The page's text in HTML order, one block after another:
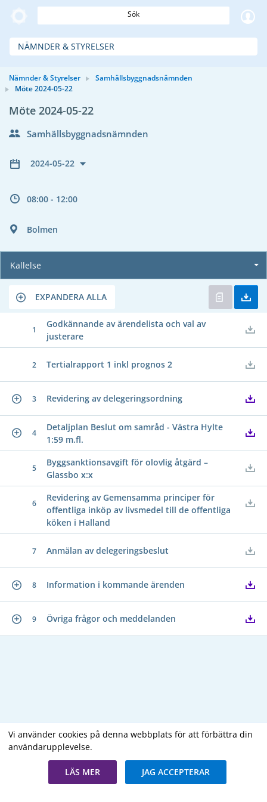
Sök
NÄMNDER & STYRELSER
Nämnder & Styrelser
Samhällsbyggnadsnämnden
Möte 2024-05-22
Möte 2024-05-22
Samhällsbyggnadsnämnden
2024-05-22
08:00 - 12:00
Bolmen
Kallelse
EXPANDERA ALLA
1
Godkännande av ärendelista och val av
justerare
2 Tertialrapport 1 inkl prognos 2
3 Revidering av delegeringsordning
4
Detaljplan Beslut om samråd - Västra Hylte
1:59 m.fl.
5
Byggsanktionsavgift för olovlig åtgärd –
Glassbo x:x
6
Revidering av Gemensamma principer för
offentliga inköp av livsmedel till de offentliga
köken i Halland
7 Anmälan av delegeringsbeslut
8 Information i kommande ärenden
9 Övriga frågor och meddelanden
Vi använder cookies på denna webbplats för att förbättra din
användarupplevelse.